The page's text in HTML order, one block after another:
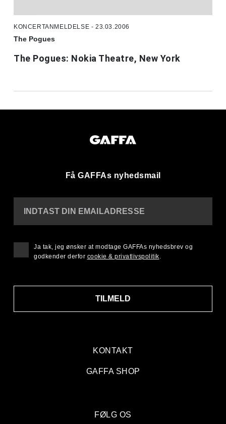
KONCERTANMELDELSE - 23.03.2006
The Pogues
The Pogues: Nokia Theatre, New York
Få GAFFAs nyhedsmail
KONTAKT
GAFFA SHOP
INDTAST DIN EMAILADRESSE
TILMELD
Ja tak, jeg ønsker at modtage GAFFAs nyhedsbrev og
godkender derfor cookie & privatlivspolitik.
FØLG OS